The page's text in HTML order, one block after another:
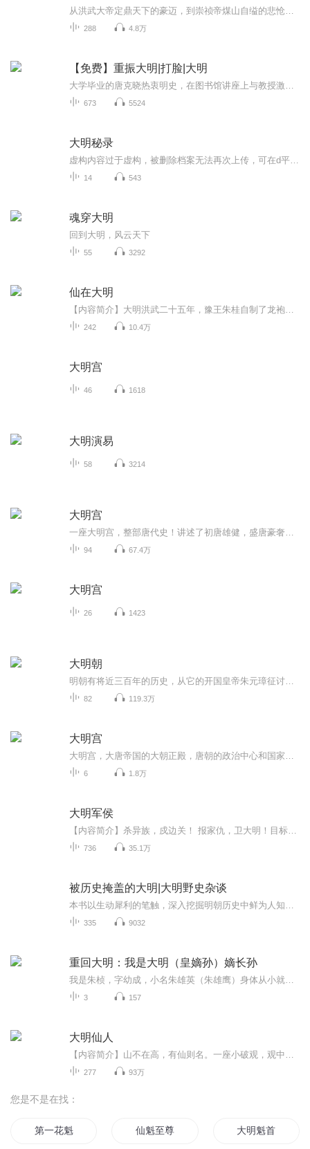
288 4.8万
【免费】重振大明|打脸|大明
673 5524
大明秘录
14 543
魂穿大明
回到大明，风云天下
55 3292
仙在大明
242 10.4万
大明宫
46 1618
大明演易
58 3214
大明宫
94 67.4万
大明宫
26 1423
大明朝
82 119.3万
大明宫
6 1.8万
大明军侯
736 35.1万
被历史掩盖的大明|大明野史杂谈
335 9032
重回大明：我是大明（皇嫡孙）嫡长孙
3 157
大明仙人
277 93万
您是不是在找：
第一花魁 仙魁至尊 大明魁首